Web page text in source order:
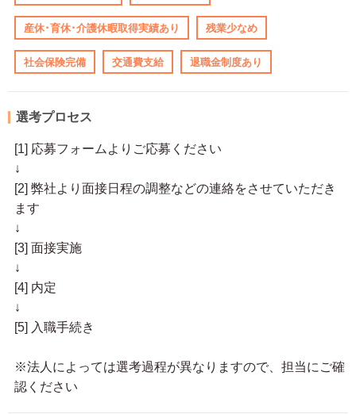
産休･育休･介護休暇取得実績あり 残業少なめ
社会保険完備 交通費支給 退職金制度あり
選考プロセス
[1] 応募フォームよりご応募ください
↓
[2] 弊社より面接日程の調整などの連絡をさせていただき
ます
↓
[3] 面接実施
↓
[4] 内定
↓
[5] 入職手続き
※法人によっては選考過程が異なりますので、担当にご確
認ください